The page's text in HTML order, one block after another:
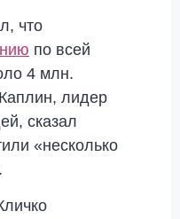
что
по всей
4 млн.
лидер
сказал
«несколько